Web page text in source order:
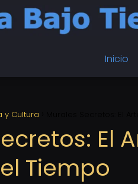
Inicio
y Cultura
El
Tiempo